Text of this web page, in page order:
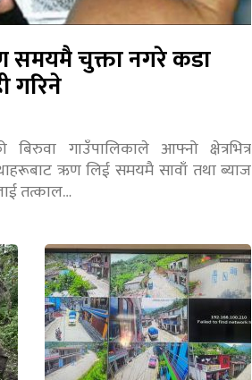
समयमै चुक्ता नगरे कडा
गरिने
गाउँपालिकाले आफ्नो क्षेत्रभित्र
ऋण लिई समयमै सावाँ तथा ब्याज
तत्काल…